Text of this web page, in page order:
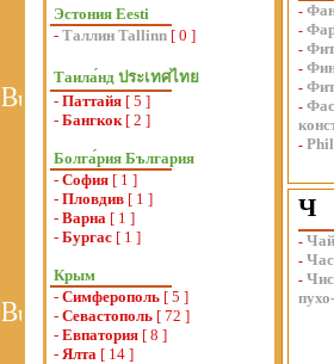
Эстония Eesti
- Таллин Tallinn [ 0 ]
Таила́нд ประเทศไทย
- Паттайя [ 5 ]
- Бангкок[ 2 ]
Болга́рия България
- София [ 1 ]
- Пловдив [ 1 ]
- Варна [ 1 ]
- Бургас [ 1 ]
Крым
- Симферополь [ 5 ]
- Севастополь [ 72 ]
- Евпатория [ 8 ]
- Ялта [ 14 ]
-
-
-
-
-
-
-
Ч
- Чай
-
-